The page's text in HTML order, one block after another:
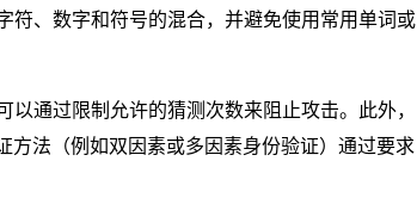
符、数字和符号的混合，并避免使用常用单词或
通过限制允许的猜测次数来阻止攻击。此外，
方法（例如双因素或多因素身份验证）通过要求